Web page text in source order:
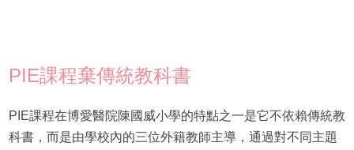
PIE課程棄傳統教科書
PIE課程在博愛醫院陳國威小學的特點之一是它不依賴傳統教
科書，而是由學校內的三位外籍教師主導，通過對不同主題